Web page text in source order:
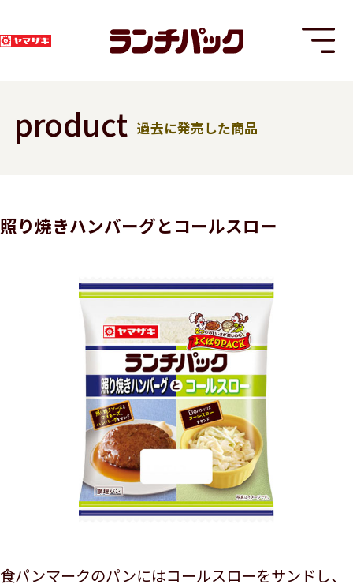
product 過去に発売した商品
照り焼きハンバーグとコールスロー
食パンマークのパンにはコールスローをサンドし、